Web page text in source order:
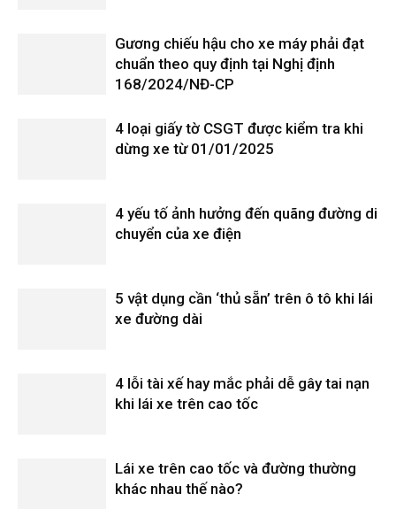
Gương chiếu hậu cho xe máy phải đạt
chuẩn theo quy định tại Nghị định
168/2024/NĐ-CP
4 loại giấy tờ CSGT được kiểm tra khi
dừng xe từ 01/01/2025
4 yếu tố ảnh hưởng đến quãng đường di
chuyển của xe điện
5 vật dụng cần ‘thủ sẵn’ trên ô tô khi lái
xe đường dài
4 lỗi tài xế hay mắc phải dễ gây tai nạn
khi lái xe trên cao tốc
Lái xe trên cao tốc và đường thường
khác nhau thế nào?